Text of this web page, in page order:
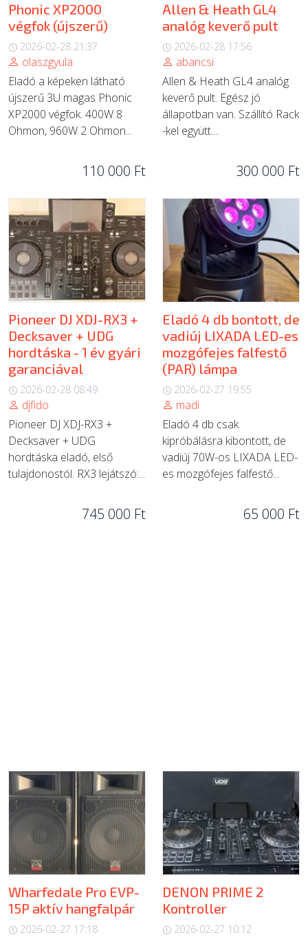
Phonic XP2000
végfok (újszerű)
2026-02-28 21:37
olaszgyula
Eladó a képeken látható
újszerű 3U magas Phonic
XP2000 végfok. 400W 8
Ohmon, 960W 2 Ohmon...
110 000 Ft
Allen & Heath GL4
analóg keverő pult
2026-02-28 17:56
abancsi
Allen & Heath GL4 analóg
keverő pult. Egész jó
állapotban van. Szállító Rack
-kel együtt....
300 000 Ft
Pioneer DJ XDJ-RX3 +
Decksaver + UDG
hordtáska - 1 év gyári
garanciával
2026-02-28 08:49
djfido
Pioneer DJ XDJ-RX3 +
Decksaver + UDG
hordtáska eladó, első
tulajdonostól. RX3 lejátszó:...
745 000 Ft
Eladó 4 db bontott, de
vadiúj LIXADA LED-es
mozgófejes falfestő
(PAR) lámpa
2026-02-27 19:55
madi
Eladó 4 db csak
kipróbálásra kibontott, de
vadiúj 70W-os LIXADA LED-
es mozgófejes falfestő...
65 000 Ft
Wharfedale Pro EVP-
15P aktív hangfalpár
2026-02-27 17:18
DENON PRIME 2
Kontroller
2026-02-27 10:12